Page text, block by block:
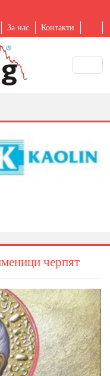
За нас Контакти
черпят